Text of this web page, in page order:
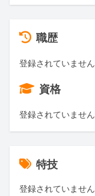
職歴
登録されていません
資格
登録されていません
特技
登録されていません